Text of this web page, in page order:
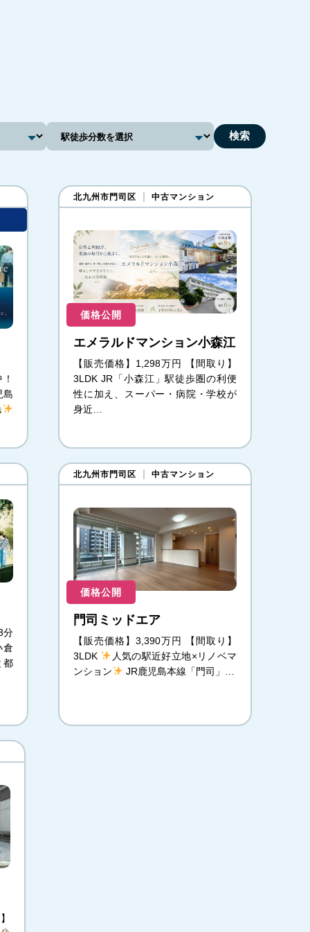
島
北九州市門司区 中古マンション
価格公開
エメラルドマンション小森江
【販売価格】1,298万円 【間取り】
3LDK JR「小森江」駅徒歩圏の利便
性に加え、スーパー・病院・学校が
身近…
分
倉
都
北九州市門司区 中古マンション
価格公開
門司ミッドエア
【販売価格】3,390万円 【間取り】
3LDK
人気の駅近好立地×リノベマ
ンション
JR鹿児島本線「門司」…